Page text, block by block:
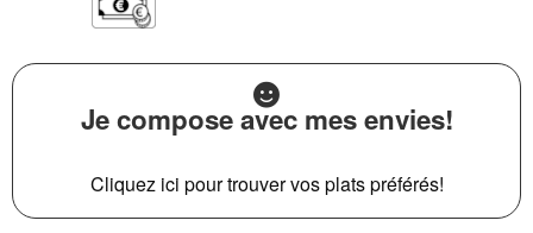
Je compose avec mes envies!
Cliquez ici pour trouver vos plats préférés!